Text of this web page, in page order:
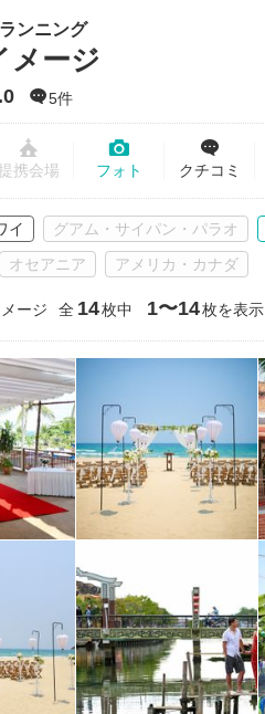
ンニング
メージ
5件
携会場 フォト クチコミ
イ グアム・サイパン・パラオ
オセアニア アメリカ・カナダ
ージ 全 14枚中 1〜14枚を表示